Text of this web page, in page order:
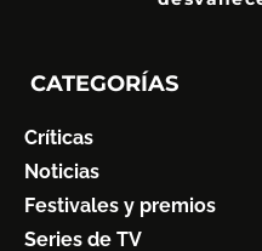
CATEGORÍAS
Críticas
Noticias
Festivales y premios
Series de TV